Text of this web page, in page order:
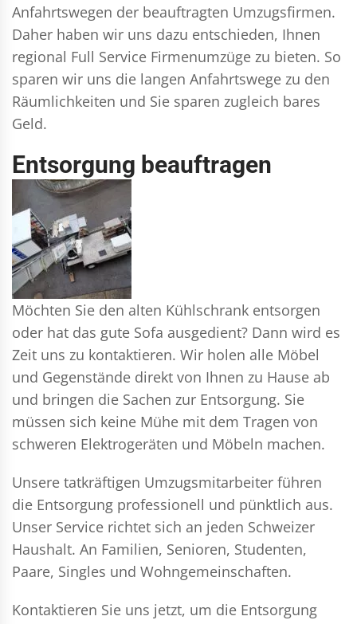
Anfahrtswegen der beauftragten Umzugsfirmen.
Daher haben wir uns dazu entschieden, Ihnen
regional Full Service Firmenumzüge zu bieten. So
sparen wir uns die langen Anfahrtswege zu den
Räumlichkeiten und Sie sparen zugleich bares
Geld.
Entsorgung beauftragen
Möchten Sie den alten Kühlschrank entsorgen
oder hat das gute Sofa ausgedient? Dann wird es
Zeit uns zu kontaktieren. Wir holen alle Möbel
und Gegenstände direkt von Ihnen zu Hause ab
und bringen die Sachen zur Entsorgung. Sie
müssen sich keine Mühe mit dem Tragen von
schweren Elektrogeräten und Möbeln machen.
Unsere tatkräftigen Umzugsmitarbeiter führen
die Entsorgung professionell und pünktlich aus.
Unser Service richtet sich an jeden Schweizer
Haushalt. An Familien, Senioren, Studenten,
Paare, Singles und Wohngemeinschaften.
Kontaktieren Sie uns jetzt, um die Entsorgung